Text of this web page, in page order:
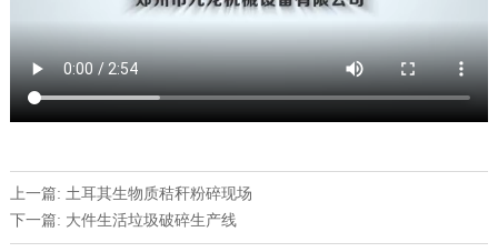
上一篇: 土耳其生物质秸秆粉碎现场
下一篇: 大件生活垃圾破碎生产线